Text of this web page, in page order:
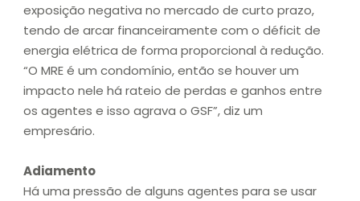
exposição negativa no mercado de curto prazo,
tendo de arcar financeiramente com o déficit de
energia elétrica de forma proporcional à redução.
“O MRE é um condomínio, então se houver um
impacto nele há rateio de perdas e ganhos entre
os agentes e isso agrava o GSF”, diz um
empresário.
Adiamento
Há uma pressão de alguns agentes para se usar